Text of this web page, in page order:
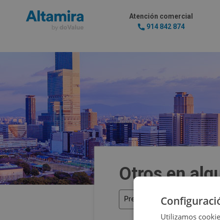
Atención comercial
914 842 874
Otros en
Precio
Utilizamos